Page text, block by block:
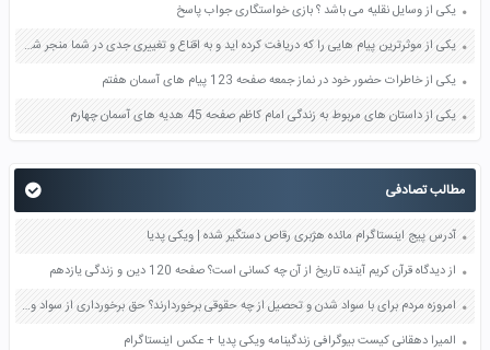
یکی از وسایل نقلیه می باشد ؟ بازی خواستگاری جواب پاسخ
یکی از موثرترین پیام هایی را که دریافت کرده اید و به اقناع و تغییری جدی در شما منجر شده است برسی کنید و علت این تاثیر گذاری قابل توجه را بنویسید صفحه 52 تفکر و سواد رسانه ای دهم
یکی از خاطرات حضور خود در نماز جمعه صفحه 123 پیام های آسمان هفتم
یکی از داستان های مربوط به زندگی امام کاظم صفحه 45 هدیه های آسمان چهارم
مطالب تصادفی
آدرس پیج اینستاگرام مائده هژبری رقاص دستگیر شده | ویکی پدیا
از دیدگاه قرآن کریم آینده تاریخ از آن چه کسانی است؟ صفحه 120 دین و زندگی یازدهم
امروزه مردم برای با سواد شدن و تحصیل از چه حقوقی برخوردارند؟ حق برخورداری از سواد و تحصیل در این زمان را با دوران باستان مقایسه کنید صفحه 136 پیام های آسمان هفتم
المیرا دهقانی کیست بیوگرافی زندگینامه ویکی پدیا + عکس اینستاگرام